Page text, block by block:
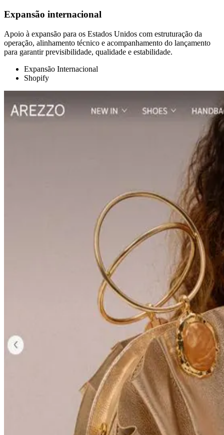
Expansão internacional
Apoio à expansão para os Estados Unidos com estruturação da
operação, alinhamento técnico e acompanhamento do lançamento
para garantir previsibilidade, qualidade e estabilidade.
Expansão Internacional
Shopify